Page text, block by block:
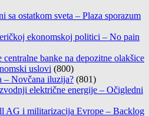
sa ostatkom sveta – Plaza sporazum
ekonomskoj politici – No pain
banke na depozitne olakšice
uslovi (800)
– Novčana iluzija? (801)
električne energije – Očigledni
AG i militarizacija Evrope – Backlog